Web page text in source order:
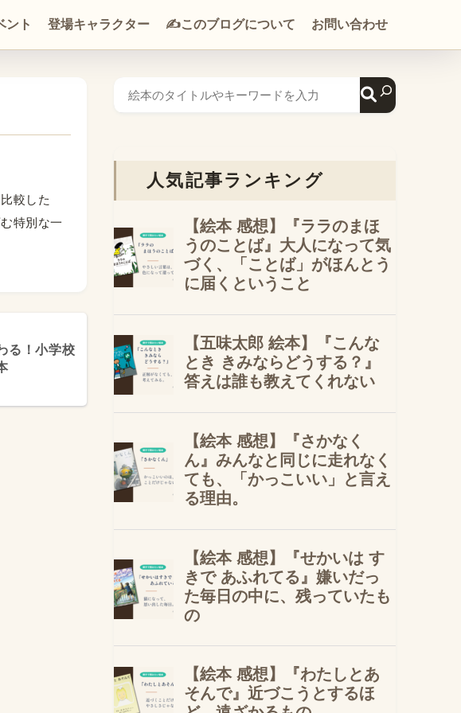
ント 登場キャラクター ✍️このブログについて お問い合わせ
較した
特別な一
る！小学校
人気記事ランキング